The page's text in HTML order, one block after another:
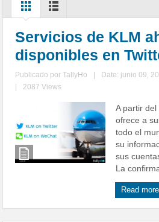
Servicios de KLM
disponibles en
Publicado porTallyHo Date: junio 09,
2087 Views
A partir
ofrece a
todo el
su
sus
La
Read more